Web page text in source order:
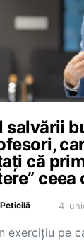
salvării
că
4
exercițiu pe